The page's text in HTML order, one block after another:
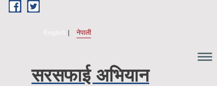
Skip to main content
English नेपाली
सरसफाई अभियान